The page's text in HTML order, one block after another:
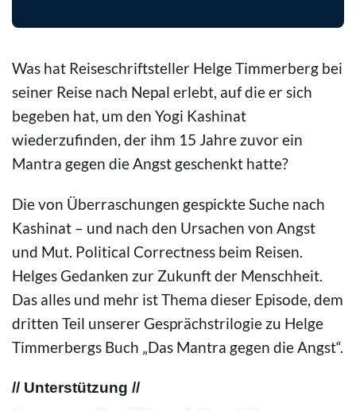
Was hat Reiseschriftsteller Helge Timmerberg bei
seiner Reise nach Nepal erlebt, auf die er sich
begeben hat, um den Yogi Kashinat
wiederzufinden, der ihm 15 Jahre zuvor ein
Mantra gegen die Angst geschenkt hatte?
Die von Überraschungen gespickte Suche nach
Kashinat – und nach den Ursachen von Angst
und Mut. Political Correctness beim Reisen.
Helges Gedanken zur Zukunft der Menschheit.
Das alles und mehr ist Thema dieser Episode, dem
dritten Teil unserer Gesprächstrilogie zu Helge
Timmerbergs Buch „Das Mantra gegen die Angst“.
// Unterstützung //